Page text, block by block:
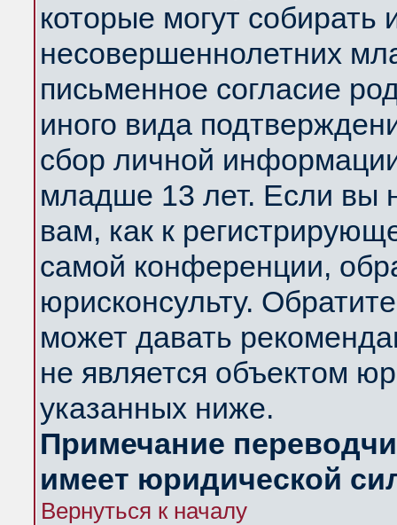
которые могут
несовершеннолетних
письменное согласие
иного вида
сбор личной
младше 13 лет. Если вы
вам, как к
самой конференции,
юрисконсульту.
может давать
не является объектом
указанных ниже.
Примечание
имеет юридической
Вернуться к началу